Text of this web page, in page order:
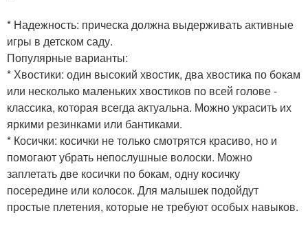
* Надежность: прическа должна выдерживать активные
игры в детском саду.
Популярные варианты:
* Хвостики: один высокий хвостик, два хвостика по бокам
или несколько маленьких хвостиков по всей голове -
классика, которая всегда актуальна. Можно украсить их
яркими резинками или бантиками.
* Косички: косички не только смотрятся красиво, но и
помогают убрать непослушные волоски. Можно
заплетать две косички по бокам, одну косичку
посередине или колосок. Для малышек подойдут
простые плетения, которые не требуют особых навыков.